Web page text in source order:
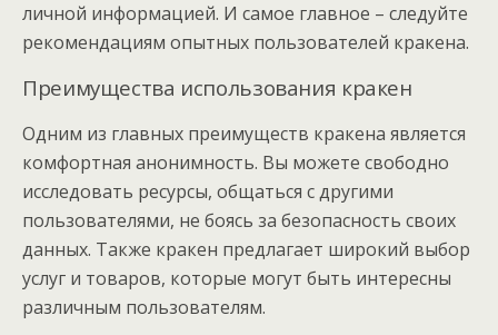
личной информацией. И самое главное – следуйте
рекомендациям опытных пользователей кракена.
Преимущества использования кракен
Одним из главных преимуществ кракена является
комфортная анонимность. Вы можете свободно
исследовать ресурсы, общаться с другими
пользователями, не боясь за безопасность своих
данных. Также кракен предлагает широкий выбор
услуг и товаров, которые могут быть интересны
различным пользователям.